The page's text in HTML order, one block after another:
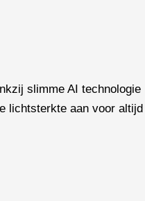
slimme AI technologie
lichtsterkte aan voor altijd